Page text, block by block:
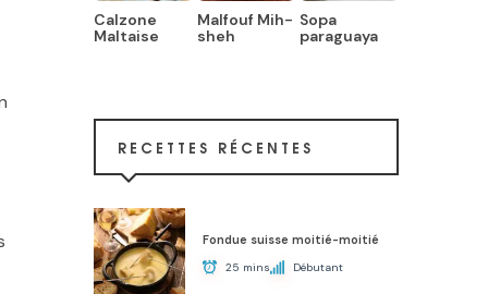
Calzone
Maltaise
Malfouf Mih-
sheh
Sopa
paraguaya
RECETTES RÉCENTES
Fondue suisse moitié-moitié
25 mins Débutant